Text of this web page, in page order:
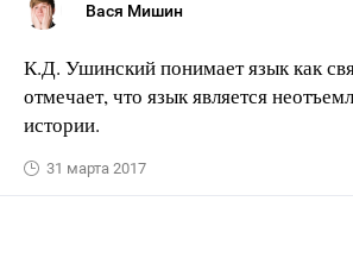
Вася Мишин
К.Д. Ушинский понимает язык как
отмечает, что язык является
истории.
31 марта 2017